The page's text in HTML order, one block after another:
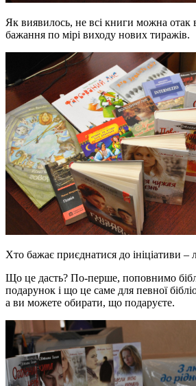
Як виявилось, не всі книги можна отак
бажання по мірі виходу нових тиражів.
Хто бажає приєднатися до ініціативи
Що це дасть? По-перше, поповнимо
подарунок і що це саме для певної
а ви можете обирати, що подаруєте.